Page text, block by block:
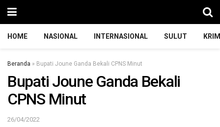
HOME NASIONAL INTERNASIONAL SULUT
Beranda » Bupati Joune Ganda Bekali CPNS Minut
Bupati Joune Ganda Bekali
CPNS Minut
26/04/2022